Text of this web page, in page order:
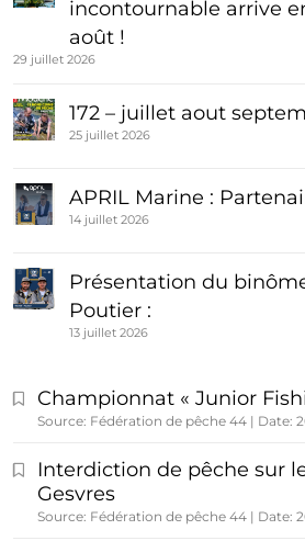
incontournable arrive
août !
29 juillet 2026
172 – juillet aout
25 juillet 2026
APRIL Marine :
14 juillet 2026
Présentation du
Poutier :
13 juillet 2026
Championnat « Junior
Source: Fédération de pêche 44 Date:
Interdiction de pêche sur
Gesvres
Source: Fédération de pêche 44 Date: